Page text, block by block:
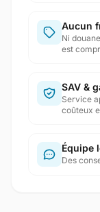
Aucun
Ni
est
SAV &
Service
coûteux
Équipe
Des